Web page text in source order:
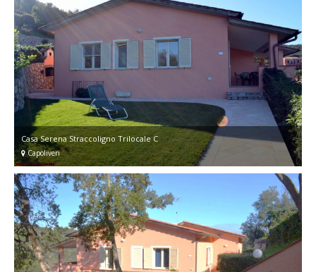
Casa Serena Straccoligno Trilocale C
Capoliveri